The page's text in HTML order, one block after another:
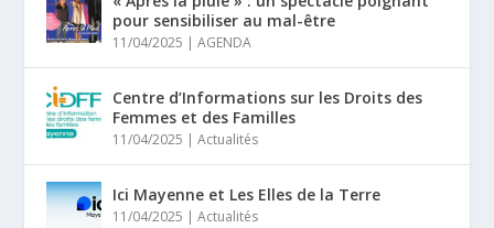
pour sensibiliser au mal-être
11/04/2025 |AGENDA
Centre d’Informations sur les Droits des
Femmes et des Familles
11/04/2025 |Actualités
Ici Mayenne et Les Elles de la Terre
11/04/2025 |Actualités